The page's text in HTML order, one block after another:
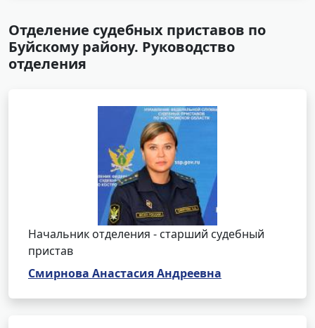
Отделение судебных приставов по
Буйскому району. Руководство
отделения
Начальник отделения - старший судебный
пристав
Смирнова Анастасия Андреевна